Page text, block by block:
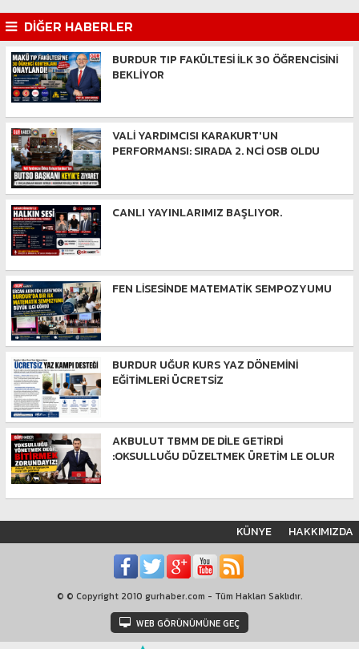
DİĞER HABERLER
BURDUR TIP FAKÜLTESİ İLK 30 ÖĞRENCİSİNİ
BEKLİYOR
VALİ YARDIMCISI KARAKURT'UN
PERFORMANSI: SIRADA 2. NCİ OSB OLDU
CANLI YAYINLARIMIZ BAŞLIYOR.
FEN LİSESİNDE MATEMATİK SEMPOZYUMU
BURDUR UĞUR KURS YAZ DÖNEMİNİ
EĞİTİMLERİ ÜCRETSİZ
AKBULUT TBMM DE DİLE GETİRDİ
:OKSULLUĞU DÜZELTMEK ÜRETİM LE OLUR
KÜNYE HAKKIMIZDA
© © Copyright 2010 gurhaber.com - Tüm Hakları Saklıdır.
WEB GÖRÜNÜMÜNE GEÇ